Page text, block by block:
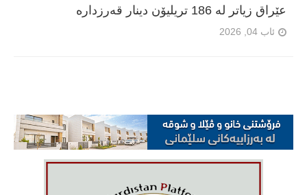
عێراق زیاتر لە 186 تریلیۆن دینار قەرزدارە
ئاب 04, 2026